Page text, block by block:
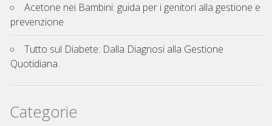
Acetone nei Bambini: guida per i genitori alla gestione e
prevenzione
Tutto sul Diabete: Dalla Diagnosi alla Gestione
Quotidiana
Categorie